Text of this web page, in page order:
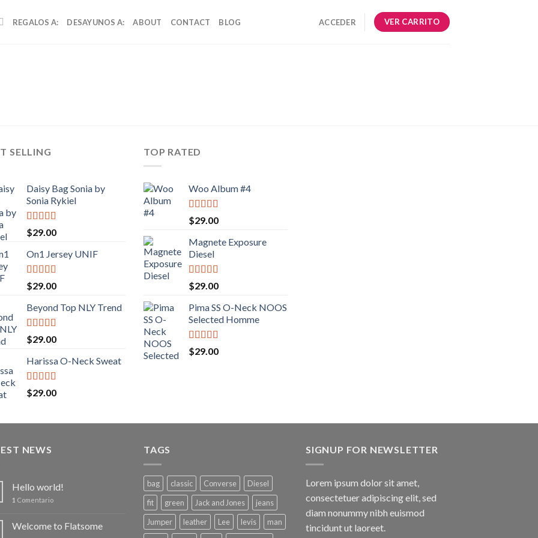
REGALOS A: DESAYUNOS A: ABOUT CONTACT BLOG ACCEDER VER CARRITO
SELLING
Daisy Bag Sonia by
Sonia Rykiel
Valorado
con
de 5
$29.00
On1 Jersey UNIF
Valorado
con
5
$29.00
Beyond Top NLY Trend
Valorado
con
de 5
$29.00
Harissa O-Neck Sweat
Valorado
con
$29.00
TOP RATED
Woo Album #4
Valorado
con
5
$29.00
Magnete Exposure
Diesel
Valorado
con
5
$29.00
Pima SS O-Neck NOOS
Selected Homme
Valorado
con
$29.00
NEWS
Hello world!
1 Comentario
Welcome to Flatsome
TAGS
bag classic Converse
Diesel
fit
green Jack and Jones
jeans
Jumper
leather Lee levis
man
SIGNUP FOR NEWSLETTER
Lorem ipsum dolor sit amet,
consectetuer adipiscing elit, sed
diam nonummy nibh euismod
tincidunt ut laoreet.